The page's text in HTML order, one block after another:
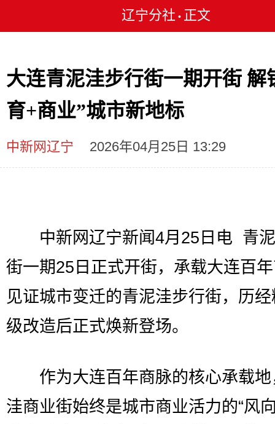
辽宁分社 • 正文
大连青泥洼步行街一期开街 解
育+商业”城市新地标
中新网辽宁 2026年04月25日 13:29
中新网辽宁新闻4月25日电 青泥
街一期25日正式开街，承载大连百
见证城市变迁的青泥洼步行街，历
级改造后正式焕新登场。
作为大连百年商脉的核心承载地
洼商业街始终是城市商业活力的“风